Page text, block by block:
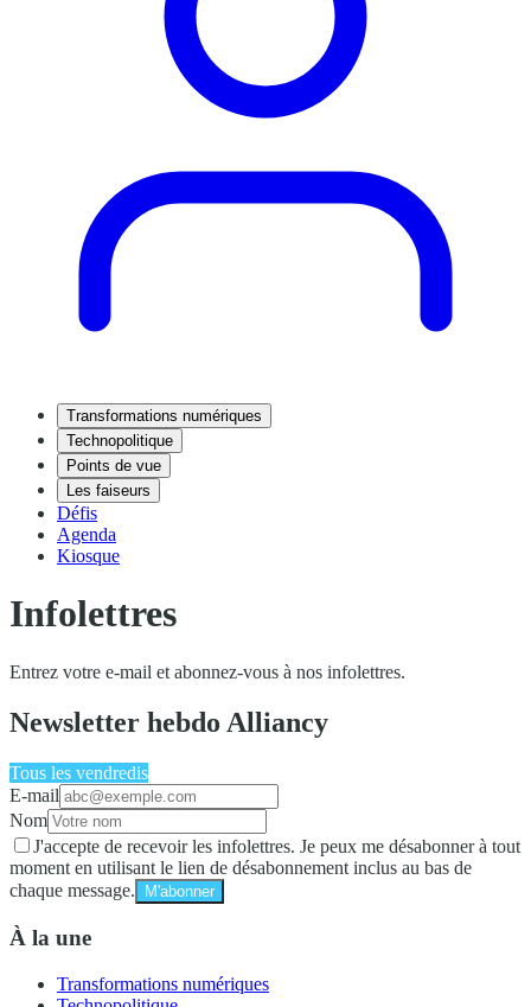
Transformations numériques
Technopolitique
Points de vue
Les faiseurs
Défis
Agenda
Kiosque
Infolettres
Entrez votre e-mail et abonnez-vous à nos infolettres.
Newsletter hebdo Alliancy
Tous les vendredis
E-mail
Nom
J'accepte de recevoir les infolettres. Je peux me désabonner à tout
moment en utilisant le lien de désabonnement inclus au bas de
chaque message.
M'abonner
À la une
Transformations numériques